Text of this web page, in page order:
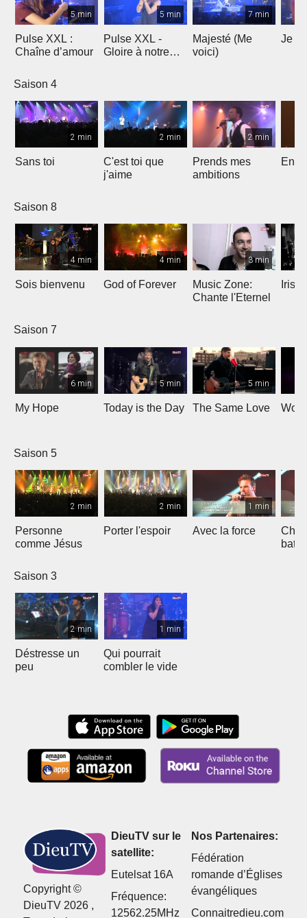
5 min
Pulse XXL :
Chaîne d’amour
5 min
Pulse XXL -
Gloire à notre
7 min
Majesté (Me
voici)
Je te
Saison 4
2 min
Sans toi
2 min
C'est toi que
j'aime
2 min
Prends mes
ambitions
Saison 8
4 min
Sois bienvenu
4 min
God of Forever
3 min
Music Zone:
Chante l'Eternel
Irish
Saison 7
6 min
My Hope
5 min
Today is the Day
5 min
The Same Love
Saison 5
2 min
Personne
comme Jésus
2 min
Porter l'espoir
1 min
Avec la force
Saison 3
2 min
Déstresse un
peu
1 min
Qui pourrait
combler le vide
Copyright ©
DieuTV 2026 ,
DieuTV sur le
satellite:
Eutelsat 16A
Fréquence:
12562.25MHz
Nos Partenaires:
Fédération
romande d’Églises
évangéliques
Connaitredieu.com